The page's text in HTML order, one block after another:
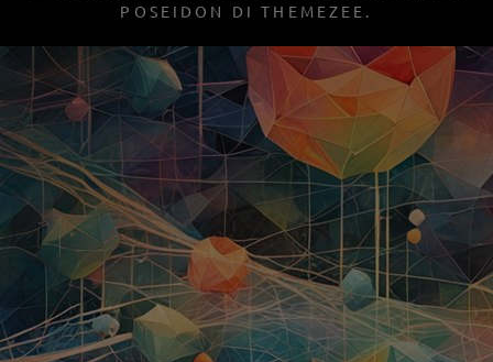
POSEIDON DI THEMEZEE.